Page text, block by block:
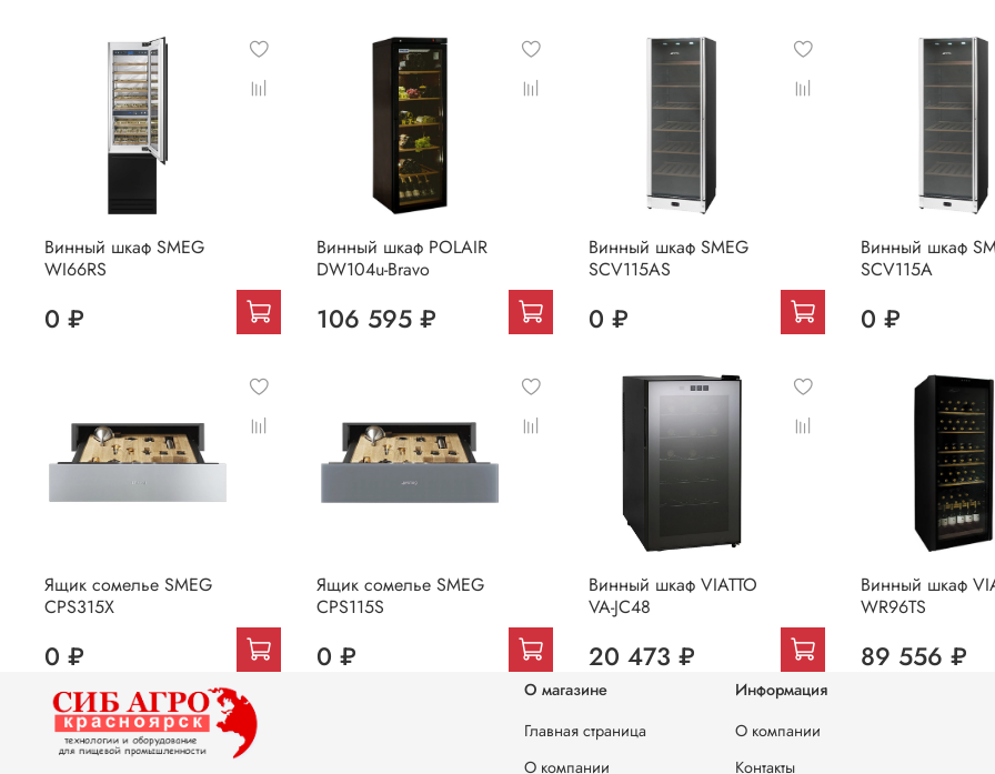
Винный шкаф SMEG
WI66RS
0 ₽
Винный шкаф POLAIR
DW104u-Bravo
106 595 ₽
Винный шкаф SMEG
SCV115AS
0 ₽
Винный шкаф
SCV115A
0 ₽
Ящик сомелье SMEG
CPS315X
0 ₽
Ящик сомелье SMEG
CPS115S
0 ₽
Винный шкаф VIATTO
VA-JC48
20 473 ₽
Винный шкаф
WR96TS
89 556 ₽
О магазине
Главная страница
О компании
Информация
О компании
Контакты